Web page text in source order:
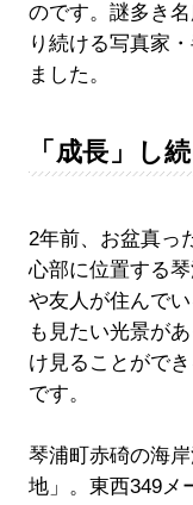
のです。謎多き
り続ける写真家
ました。
「成長」し
2年前、お盆真っ
心部に位置する
や友人が住んで
も見たい光景が
け見ることがで
です。
琴浦町赤碕の海
地」。東西349メ